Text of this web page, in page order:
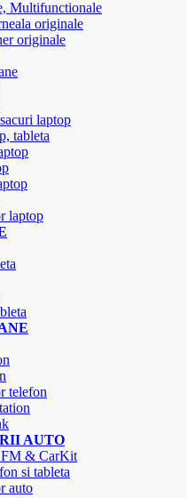
Multifunctionale
originale
originale
laptop
tableta
laptop
telefon
AUTO
& CarKit
si tableta
auto